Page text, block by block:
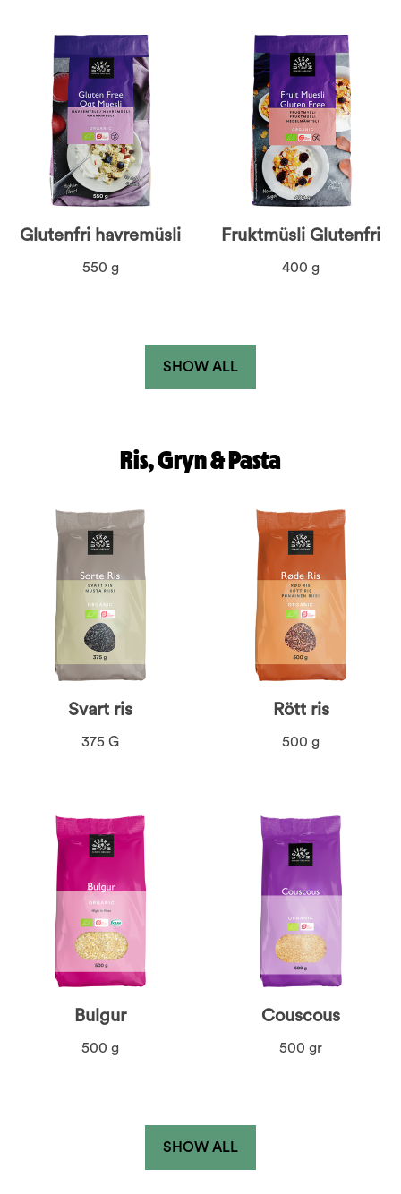
Glutenfri havremüsli
550 g
Fruktmüsli Glutenfri
400 g
SHOW ALL
Ris, Gryn & Pasta
Svart ris
375 G
Rött ris
500 g
Bulgur
500 g
Couscous
500 gr
SHOW ALL